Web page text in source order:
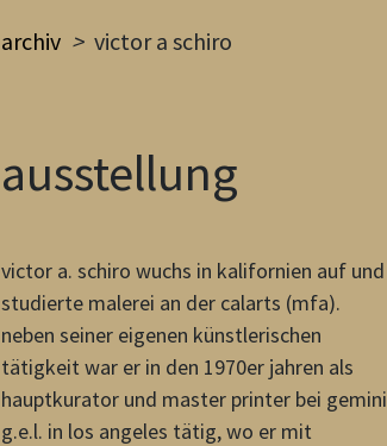
archiv > victor a schiro
ausstellung
victor a. schiro wuchs in kalifornien auf und
studierte malerei an der calarts (mfa).
neben seiner eigenen künstlerischen
tätigkeit war er in den 1970er jahren als
hauptkurator und master printer bei gemini
g.e.l. in los angeles tätig, wo er mit